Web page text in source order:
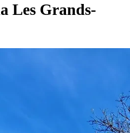
Les Grands-